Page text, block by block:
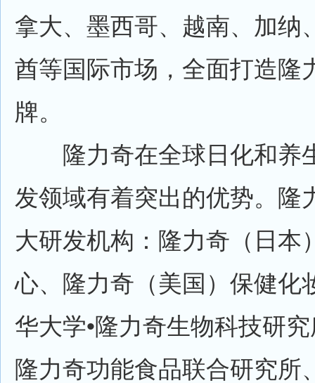
拿大、墨西哥、越南、加纳
酋等国际市场，全面打造隆
牌。
隆力奇在全球日化和养
发领域有着突出的优势。隆
大研发机构：隆力奇（日本
心、隆力奇（美国）保健化
华大学•隆力奇生物科技研
隆力奇功能食品联合研究所